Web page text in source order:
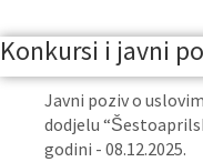
Konkursi i javni
Javni poziv o
dodjelu
godini - 08.12.2025.